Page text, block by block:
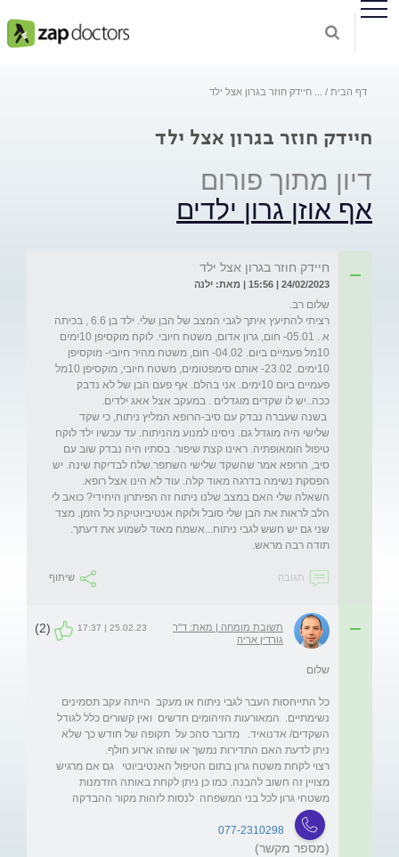
דף הבית חיידק חוזר בגרון אצל ילד
חיידק חוזר בגרון אצל ילד
דיון מתוך פורום
אף אוזן גרון ילדים
חיידק חוזר בגרון אצל ילד
24/02/2023 | 15:56 | מאת: ילנה
רציתי להתיעץ איתך לגבי המצב של הבן שלי. ילד בן 6.6 , בכיתה
א . 05.01- חום, גרון אדום, משטח חיובי. לוקח מוקסיפן 10ימים
10מל פעמיים ביום. 04.02- חום, משטח מהיר חיובי- מוקסיפן
10ימים. 23.02- אותם סימפטומים, משטח חיובי, מוקסיפן 10מל
פעמיים ביום 10ימים. אני בהלם. אף פעם הבן של לא נדבק
בשנה שעברה נבדק עם סיב-הרופא המליץ ניתוח, כי שקד
שלישי היה מוגדל גם. ניסינו למנוע מהניתוח. עד עכשיו ילד לוקח
טיפול הומאופתיה. ראינו קצת שיפור. בסתיו היה נבדק שוב עם
סיב, הרופא אמר שהשקד שלישי השתפר.שלח לבדיקת שינה. יש
הפסקת נשימה בדרגה מאוד קלה. עוד לא הינו אצל רופא.
השאלה שלי האם במצב שלנו ניתוח זה הפיתרון היחידי? כואב לי
הלב לראות את הבן שלי סובל ולוקח אנטיביוטיקה כל הזמן. מצד
שני גם יש חשש לגבי ניתוח...אשמח מאוד לשמוע את דעתך.
תודה רבה מראש.
תגובה שיתוף
תשובת מומחה | מאת: ד"ר
גורדין אריה
25.02.23 | 17:37
(2)
כל התייחסות העבר לגבי ניתוח או מעקב  הייתה עקב תסמינים
נשימתיים.  המאורעות הזיהומים חדשים  ואין קשורים כלל לגודל
השקדים/ אדנואיד.   מדובר סהכ על  תקופה של חודש כך שלא
רצוי לקחת משטח גרון בתום הטיפול האנטיביוטי   גם אם מרגיש
מצויין זה חשוב להבנה. כמו כן ניתן לקחת באותה הזדמנות
משטחי גרון לכל בני המשפחה  לנסות לזהות מקור ההבדקה
077-2310298
(מספר מקשר)